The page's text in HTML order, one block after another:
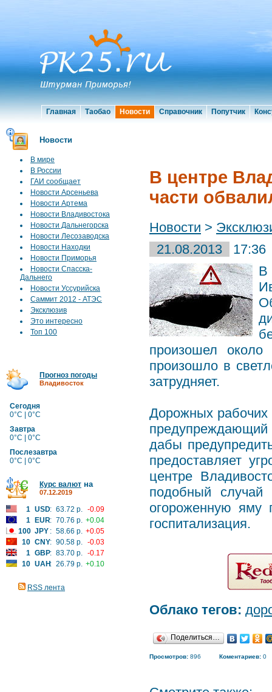
Главная Таобао Новости Справочник Попутчик
Новости
В мире
В России
ГАИ сообщает
Новости Арсеньева
Новости Артема
Новости Владивостока
Новости Дальнегорска
Новости Лесозаводска
Новости Находки
Новости Приморья
Новости Спасска-
Дальнего
Новости Уссурийска
Саммит 2012 - АТЭС
Эксклюзив
Это интересно
Топ 100
Прогноз погоды
Владивосток
Сегодня
0°C | 0°C
Завтра
0°C | 0°C
Послезавтра
0°C | 0°C
Курс валют на
07.12.2019
1 USD: 63.72 р. -0.09
1
EUR: 70.76 р. +0.04
100 JPY : 58.66 р. +0.05
10 CNY: 90.58 р. -0.03
1 GBP: 83.70 р. -0.17
10 UAH: 26.79 р. +0.10
RSS лента
В центре
части
Новости >
21.08.2013
17:36
В
произошел
произошло в
затрудняет.
Дорожных рабочих
дабы
предоставляет
центре
подобный
огороженную яму
госпитализация.
Облако тегов:
Поделиться…
Просмотров: 896 Коментариев: 0